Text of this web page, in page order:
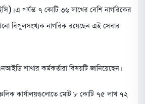
এ পর্যন্ত ৭ কোটি ৩৬ লাখের বেশি নাগরিকের
বিপুলসংখ্যক নাগরিক রয়েছেন এই সেবার
শাখার কর্মকর্তারা বিষয়টি জানিয়েছেন।
কার্যালয়গুলোতে মোট ৮ কোটি ৭৫ লাখ ৭২